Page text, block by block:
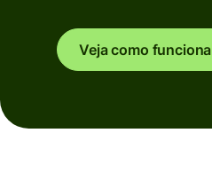
Veja como funciona